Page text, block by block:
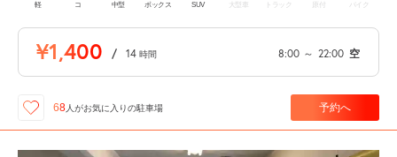
軽 コ 中型 ボックス SUV 大型車 トラック 原付 バイク
¥1,400 / 14 時間 8:00 ～ 22:00 空
68人がお気に入りの駐車場 予約へ